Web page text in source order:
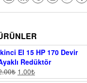
El 15 HP 170 Devir
Redüktör
₺ 1.00₺